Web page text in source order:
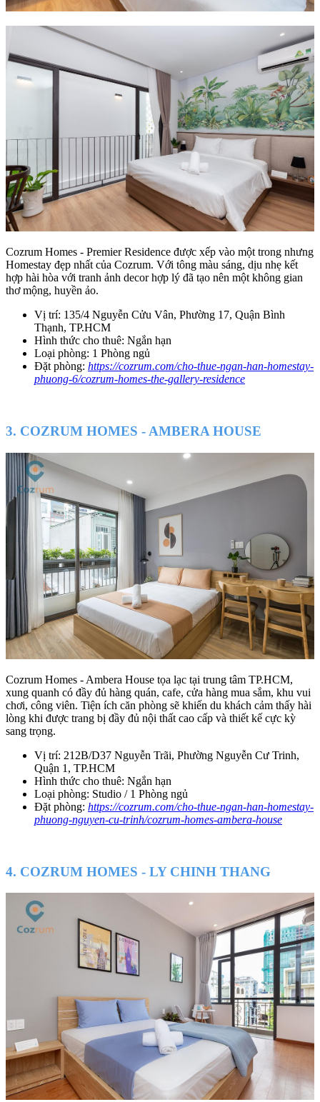
Cozrum Homes - Premier Residence được xếp vào một trong nhưng
Homestay đẹp nhất của Cozrum. Với tông màu sáng, dịu nhẹ kết
hợp hài hòa với tranh ảnh decor hợp lý đã tạo nên một không gian
thơ mộng, huyền ảo.
Vị trí: 135/4 Nguyễn Cửu Vân, Phường 17, Quận Bình
Thạnh, TP.HCM
Hình thức cho thuê: Ngắn hạn
Loại phòng: 1 Phòng ngủ
Đặt phòng: https://cozrum.com/cho-thue-ngan-han-homestay-
phuong-6/cozrum-homes-the-gallery-residence
3. COZRUM HOMES - AMBERA HOUSE
Cozrum Homes - Ambera House tọa lạc tại trung tâm TP.HCM,
xung quanh có đầy đủ hàng quán, cafe, cửa hàng mua sắm, khu vui
chơi, công viên. Tiện ích căn phòng sẽ khiến du khách cảm thấy hài
lòng khi được trang bị đầy đủ nội thất cao cấp và thiết kế cực kỳ
sang trọng.
Vị trí: 212B/D37 Nguyễn Trãi, Phường Nguyễn Cư Trinh,
Quận 1, TP.HCM
Hình thức cho thuê: Ngắn hạn
Loại phòng: Studio / 1 Phòng ngủ
Đặt phòng: https://cozrum.com/cho-thue-ngan-han-homestay-
phuong-nguyen-cu-trinh/cozrum-homes-ambera-house
4. COZRUM HOMES - LY CHINH THANG